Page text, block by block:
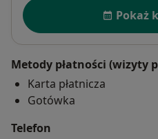
Dostępność
Pokaż
Metody płatności (wizyty
Karta płatnicza
Gotówka
Telefon